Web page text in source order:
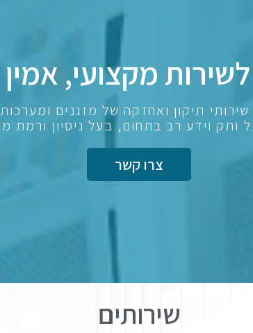
מקצועי, אמין
וחשמל מתמחה מזה 15 שנה במתן שירותי תיקון
ותק וידע רב בתחום, בעל ניסיון ורמת
צרו קשר
שירותים​